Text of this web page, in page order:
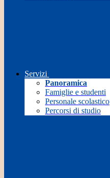
Servizi
Panoramica
Famiglie e studenti
Personale scolastico
Percorsi di studio